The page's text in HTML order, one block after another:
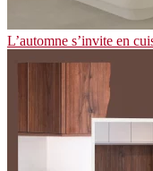
L’automne s’invite en